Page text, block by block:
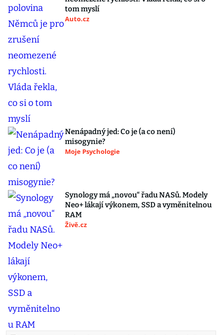
tom myslí
Auto.cz
Nenápadný jed: Co je (a co není)
misogynie?
Moje Psychologie
Synology má „novou“ řadu NASů. Modely
Neo+ lákají výkonem, SSD a vyměnitelnou
RAM
Živě.cz